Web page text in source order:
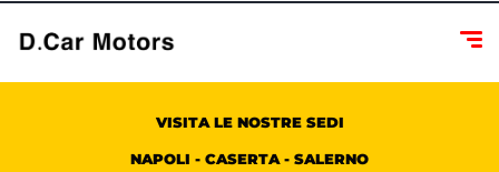
VISITA LE NOSTRE SEDI
NAPOLI - CASERTA - SALERNO